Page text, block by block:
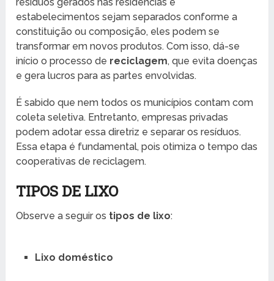
estabelecimentos sejam separados conforme a
constituição ou composição, eles podem se
transformar em novos produtos. Com isso, dá-se
início o processo de reciclagem, que evita doenças
e gera lucros para as partes envolvidas.
É sabido que nem todos os municípios contam com
coleta seletiva. Entretanto, empresas privadas
podem adotar essa diretriz e separar os resíduos.
Essa etapa é fundamental, pois otimiza o tempo das
cooperativas de reciclagem.
TIPOS DE LIXO
Observe a seguir os tipos de lixo:
Lixo doméstico